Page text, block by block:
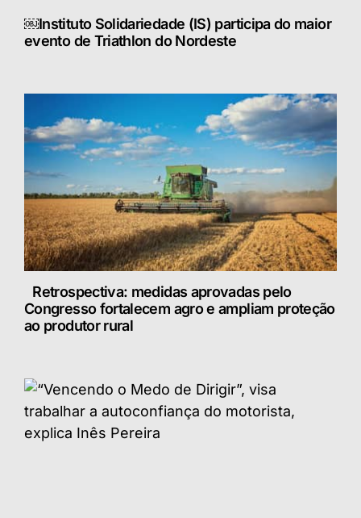
￼Instituto Solidariedade (IS) participa do maior
evento de Triathlon do Nordeste
Retrospectiva: medidas aprovadas pelo
Congresso fortalecem agro e ampliam proteção
ao produtor rural